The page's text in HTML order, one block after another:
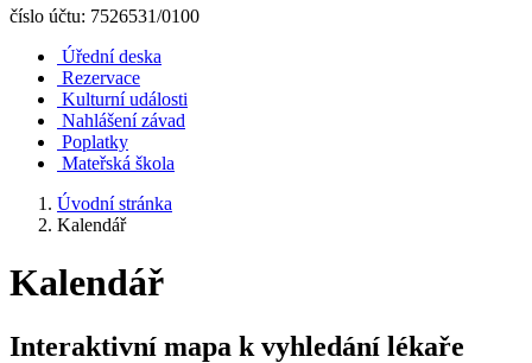
číslo účtu: 7526531/0100
Úřední deska
Rezervace
Kulturní události
Nahlášení závad
Poplatky
Mateřská škola
Úvodní stránka
Kalendář
Kalendář
Interaktivní mapa k vyhledání lékaře